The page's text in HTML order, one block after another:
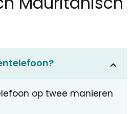
op twee manieren